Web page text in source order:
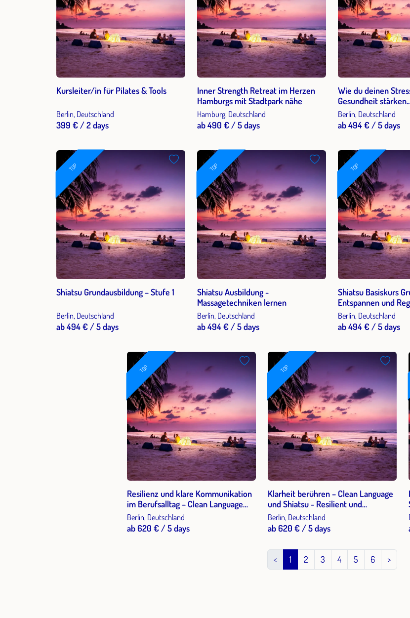
Kursleiter/in für Pilates & Tools
Berlin, Deutschland
399 € / 2 days
Inner Strength Retreat im Herzen
Hamburgs mit Stadtpark nähe
Hamburg, Deutschland
ab 490 € / 5 days
Wie du deinen
Gesundheit
Arbeitsalltag mit
Berlin, Deutschland
ab 494 € / 5 days
TOP
Shiatsu Grundausbildung – Stufe 1
Berlin, Deutschland
ab 494 € / 5 days
TOP
Shiatsu Ausbildung -
Massagetechniken lernen
Berlin, Deutschland
ab 494 € / 5 days
TOP
Shiatsu Basiskurs
Entspannen und
Deinem Rhythmus -
Berlin, Deutschland
ab 494 € / 5 days
TOP
Resilienz und klare Kommunikation
im Berufsalltag – Clean Language
und Shiatsu (Bildungsurlaub)
Berlin, Deutschland
ab 620 € / 5 days
TOP
Klarheit berühren – Clean Language
und Shiatsu - Resilient und
Stressreduzierend (Bildungsurlaub)
Berlin, Deutschland
ab 620 € / 5 days
< 1 2 3 4 5 6 >